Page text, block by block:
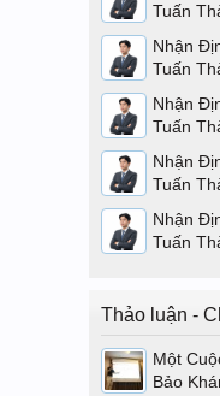
Tuấn
Nhận
Tuấn
Nhận
Tuấn
Nhận
Tuấn
Nhận
Tuấn
Thảo luận -
Một
Bảo